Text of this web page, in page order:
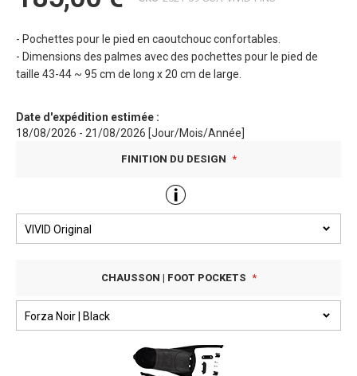
- Pochettes pour le pied en caoutchouc confortables.
- Dimensions des palmes avec des pochettes pour le pied de
taille 43-44 ~ 95 cm de long x 20 cm de large.
Date d'expédition estimée :
18/08/2026 - 21/08/2026 [Jour/Mois/Année]
FINITION DU DESIGN
CHAUSSON | FOOT POCKETS